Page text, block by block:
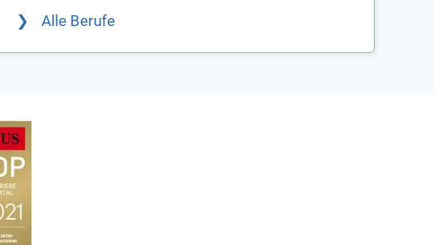
Alle Berufe